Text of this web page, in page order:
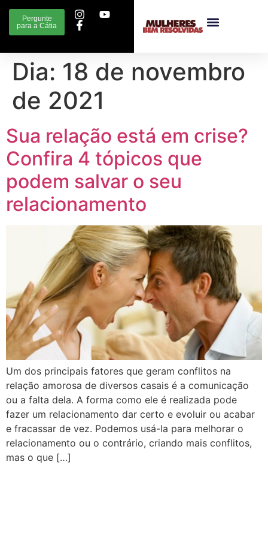
Pergunte
para a Cátia
Dia: 18 de novembro
de 2021
Sua relação está em crise?
Confira 4 tópicos que
podem salvar o seu
relacionamento
Um dos principais fatores que geram conflitos na
relação amorosa de diversos casais é a comunicação
ou a falta dela. A forma como ele é realizada pode
fazer um relacionamento dar certo e evoluir ou acabar
e fracassar de vez. Podemos usá-la para melhorar o
relacionamento ou o contrário, criando mais conflitos,
mas o que […]